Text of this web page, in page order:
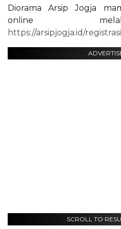
Diorama Arsip Jogja
online
https://arsipjogja.id/
SCROLL TO